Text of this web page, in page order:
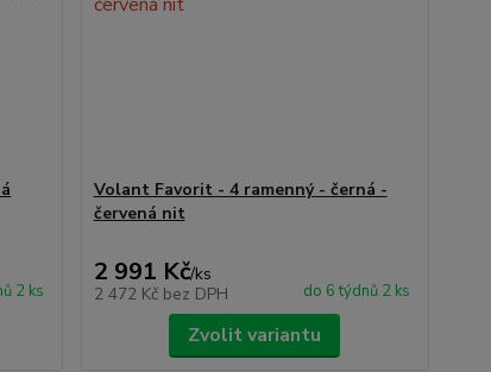
2 ks
Volant Favorit - 4 ramenný - černá -
červená nit
2 991 Kč/ks
2 472 Kč bez DPH do 6 týdnů 2 ks
Zvolit variantu